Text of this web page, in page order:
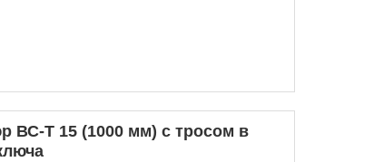
ВС-Т 15 (1000 мм) с тросом в